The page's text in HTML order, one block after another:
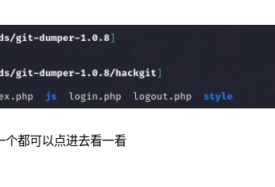
个都可以点进去看一看